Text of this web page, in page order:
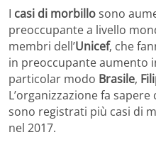
I casi di morbillosono
preoccupante a livello
membri dell’Unicef, che
in preoccupante aumento
particolar modo Brasile,
L’organizzazione fa
sono registrati più casi di
nel 2017.